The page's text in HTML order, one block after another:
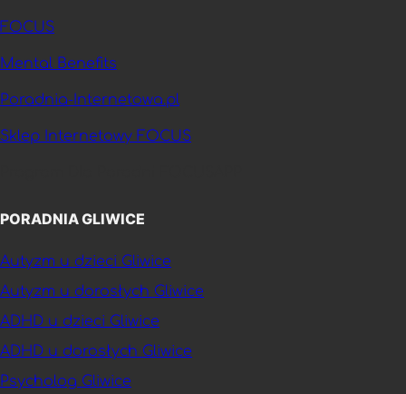
FOCUS
Mental Benefits
Poradnia-Internetowa.pl
Sklep Internetowy FOCUS
PORADNIA GLIWICE
Autyzm u dzieci Gliwice
Autyzm u dorosłych Gliwice
ADHD u dzieci Gliwice
ADHD u dorosłych Gliwice
Psycholog Gliwice